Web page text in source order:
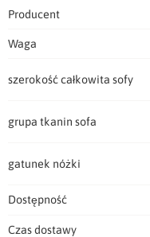
Producent
Waga
szerokość całkowita sofy
grupa tkanin sofa
gatunek nóżki
Dostępność
Czas dostawy